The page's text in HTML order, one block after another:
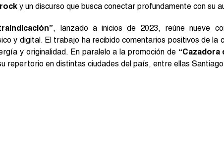
y un discurso que busca conectar profundamente con su
, lanzado a inicios de 2023, reúne nueve
y digital. El trabajo ha recibido comentarios positivos de la
y originalidad. En paralelo a la promoción de “Cazadora
repertorio en distintas ciudades del país, entre ellas